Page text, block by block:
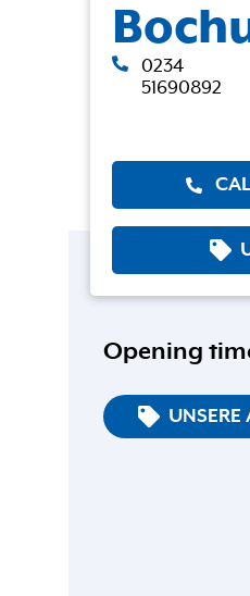
0234
51690892
Opening
UNSERE